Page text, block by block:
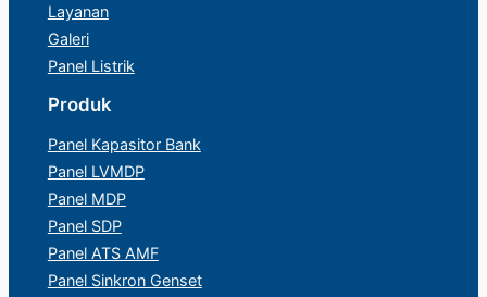
Layanan
Galeri
Panel Listrik
Produk
Panel Kapasitor Bank
Panel LVMDP
Panel MDP
Panel SDP
Panel ATS AMF
Panel Sinkron Genset